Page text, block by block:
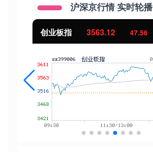
沪深京行情 实时轮播
创业板指 3563.12 47.56